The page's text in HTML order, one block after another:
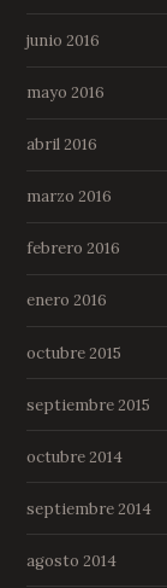
junio 2016
mayo 2016
abril 2016
marzo 2016
febrero 2016
enero 2016
octubre 2015
septiembre 2015
octubre 2014
septiembre 2014
agosto 2014